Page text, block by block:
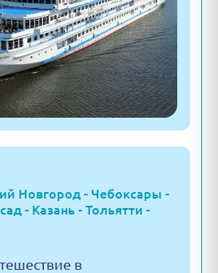
Новгород - Чебоксары -
- Казань - Тольятти -
в